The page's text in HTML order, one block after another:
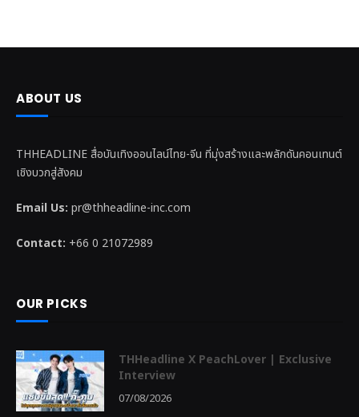
ABOUT US
THHEADLINE สื่อบันเทิงออนไลน์ไทย-จีน ที่มุ่งสร้างและพลักดันคอนเทนต์
เชิงบวกสู่สังคม
Email Us: pr@thheadline-inc.com
Contact: +66 0 21072989
OUR PICKS
THHeadline X PeachLover | Exclusive
Interview
07/08/2026